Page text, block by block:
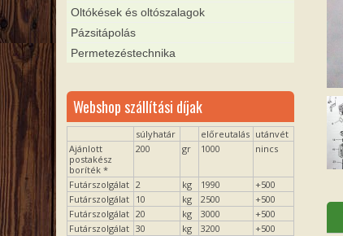
Oltókések és oltószalagok
Pázsitápolás
Permetezéstechnika
Webshop szállítási díjak
súlyhatár előreutalás utánvét
Ajánlott
postakész
boríték *
200 gr 1000 nincs
Futárszolgálat 2 kg 1990
+500
Futárszolgálat 10 kg 2500
+500
Futárszolgálat 20 kg 3000
+500
Futárszolgálat 30 kg 3200
+500